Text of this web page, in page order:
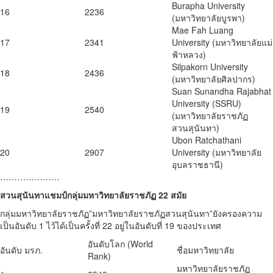
16 2236
Burapha University
(มหาวิทยาลัยบูรพา)
17
2341
Mae Fah Luang
University (มหาวิทยาลัยแม่
ฟ้าหลวง)
18
2436
Silpakorn University
(มหาวิทยาลัยศิลปากร)
19 2540
Suan Sunandha Rajabhat
University (SSRU)
(มหาวิทยาลัยราชภัฏ
สวนสุนันทา)
20
2907
Ubon Ratchathani
University (มหาวิทยาลัย
อุบลราชธานี)
…………………
สวนสุนันทาแชมป์กลุ่มมหาวิทยาลัยราชภัฏ 22 สมัย
กลุ่มมหาวิทยาลัยราชภัฏ”มหาวิทยาลัยราชภัฏสวนสุนันทา”ยังครองความ
เป็นอันดับ 1 ไว้ได้เป็นครั้งที่ 22 อยู่ในอันดับที่ 19 ของประเทศ
อันดับ มรภ.
อันดับโลก (World
Rank)
ชื่อมหาวิทยาลัย
มหาวิทยาลัยราชภัฏ